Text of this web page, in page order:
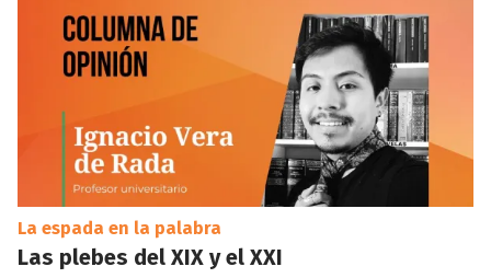
La espada en la palabra
Las plebes del XIX y el XXI